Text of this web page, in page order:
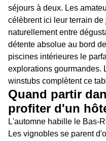
séjours à deux. Les
célèbrent ici leur terrain
naturellement entre
détente absolue au bord
piscines intérieures le
explorations gourmandes.
winstubs complètent ce
Quand partir
profiter d'un
L'automne habille le Bas-
Les vignobles se parent